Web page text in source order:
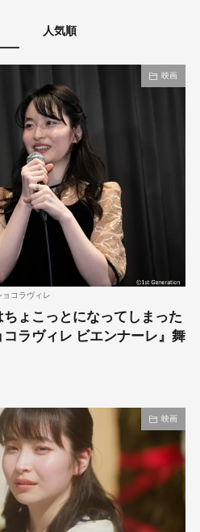
人気順
映画
ョコラヴィレ
ょこっとになってしまった
ラヴィレ ビエンナーレ』舞
映画